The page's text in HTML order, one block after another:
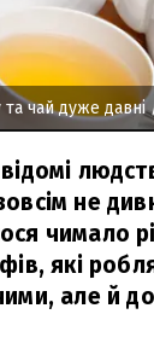
чай дуже давні/
не
чимало
які
але й